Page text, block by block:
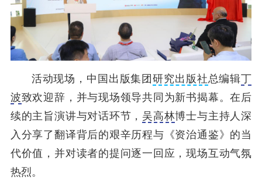
活动现场，中国出版集团研究出版社总编辑丁
波致欢迎辞，并与现场领导共同为新书揭幕。在后
续的主旨演讲与对话环节， 吴高林博士与主持人深
入分享了翻译背后的艰辛历程与《资治通鉴》的当
代价值，并对读者的提问逐一回应，现场互动气氛
热烈。